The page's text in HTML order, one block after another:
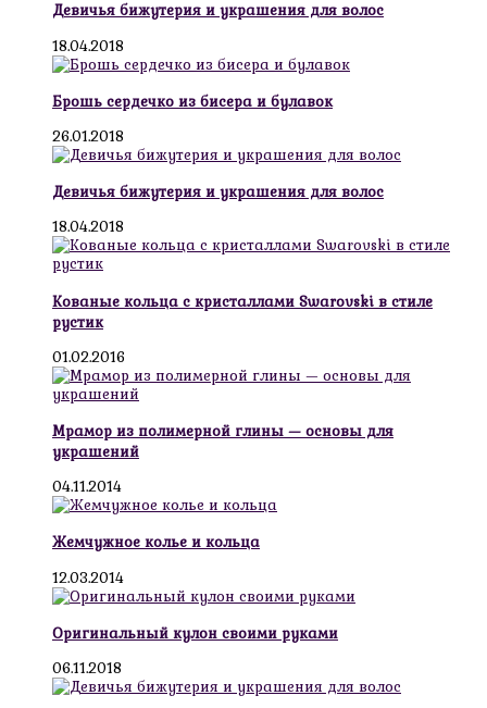
Девичья бижутерия и украшения для волос
18.04.2018
Брошь сердечко из бисера и булавок
26.01.2018
Девичья бижутерия и украшения для волос
18.04.2018
Кованые кольца с кристаллами Swarovski в стиле
рустик
01.02.2016
Мрамор из полимерной глины — основы для
украшений
04.11.2014
Жемчужное колье и кольца
12.03.2014
Оригинальный кулон своими руками
06.11.2018